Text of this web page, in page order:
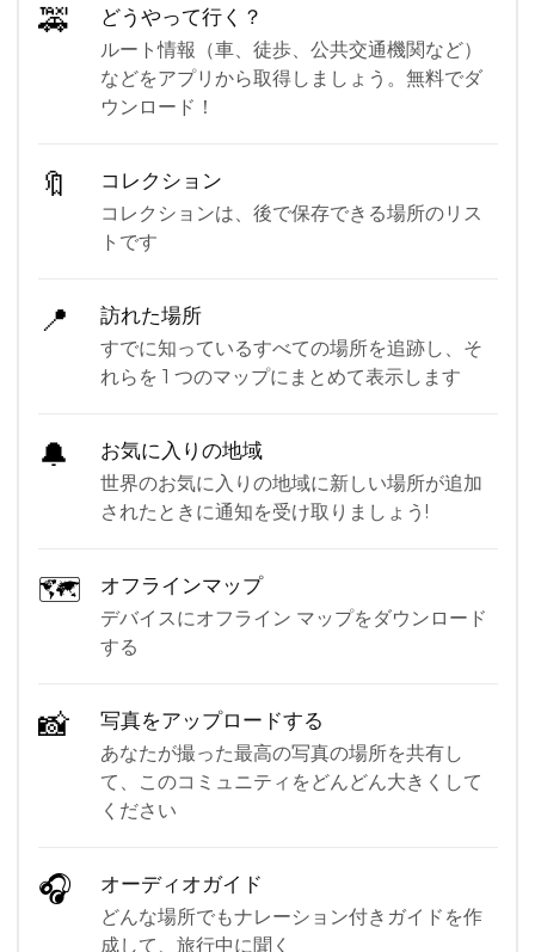
🚕 どうやって行く？
ルート情報（車、徒歩、公共交通機関など）
などをアプリから取得しましょう。無料でダ
ウンロード！
🔖 コレクション
コレクションは、後で保存できる場所のリス
トです
📍 訪れた場所
すでに知っているすべての場所を追跡し、そ
れらを 1 つのマップにまとめて表示します
🔔 お気に入りの地域
世界のお気に入りの地域に新しい場所が追加
されたときに通知を受け取りましょう!
🗺 オフラインマップ
デバイスにオフライン マップをダウンロード
する
📸 写真をアップロードする
あなたが撮った最高の写真の場所を共有し
て、このコミュニティをどんどん大きくして
ください
🎧 オーディオガイド
どんな場所でもナレーション付きガイドを作
成して、旅行中に聞く